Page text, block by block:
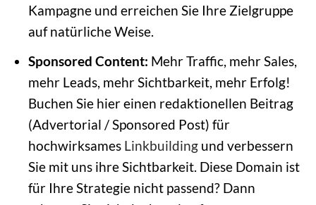
Kampagne und erreichen Sie Ihre Zielgruppe
auf natürliche Weise.
Sponsored Content: Mehr Traffic, mehr Sales,
mehr Leads, mehr Sichtbarkeit, mehr Erfolg!
Buchen Sie hier einen redaktionellen Beitrag
(Advertorial / Sponsored Post) für
hochwirksames Linkbuildingund verbessern
Sie mit uns ihre Sichtbarkeit. Diese Domain ist
für Ihre Strategie nicht passend? Dann